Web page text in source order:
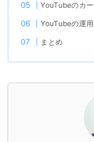
YouTubeのカ
YouTubeの運
まとめ